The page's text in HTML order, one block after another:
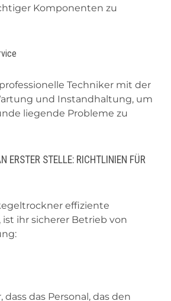
Komponenten zu
Techniker mit der
und Instandhaltung, um
liegende Probleme zu
ERSTER STELLE: RICHTLINIEN FÜR
effiziente
ihr sicherer Betrieb von
dass das Personal, das den